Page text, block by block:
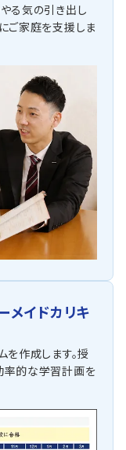
る気の引き出し
ご家庭を支援しま
メイドカリキ
作成します。授
率的な学習計画を